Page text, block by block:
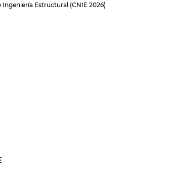
Estructural (CNIE 2026)